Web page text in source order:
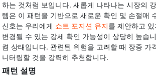
하는 것처럼 보입니다. 새롭게 나타나는 시장의
템은 이 패턴을 기반으로 새로운 확인 및 손절매
신호는 우리에게 쇼트 포지션 유지를 제안하고
변경될 수 있는 강세 확인 가능성이 상당히 높습
켬 상태입니다. 관련된 위험을 고려할 때 장중 가
니터링할 것을 강력히 추천합니다.
패턴 설명